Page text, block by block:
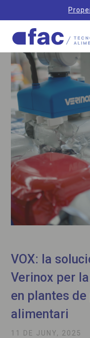
VOX: la
Verinox per
en plantes
alimentari
11 DE JUNY, 2025